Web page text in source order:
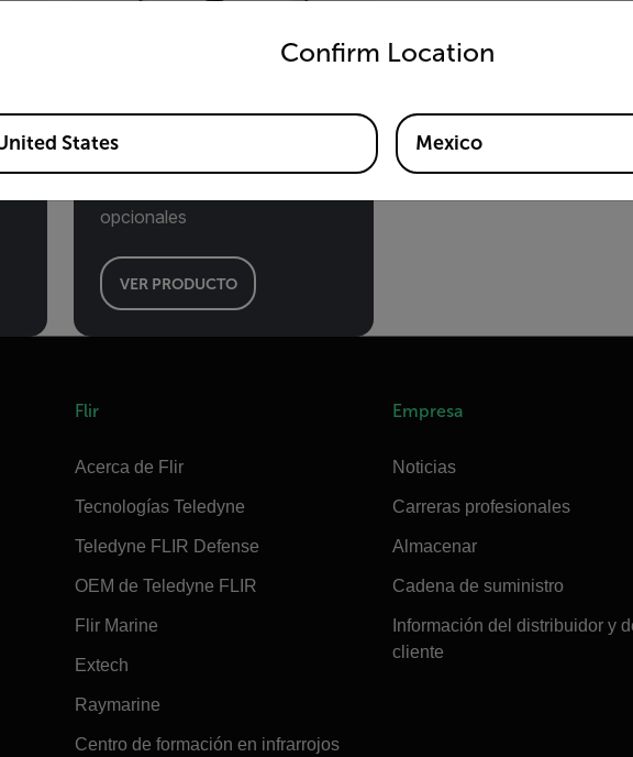
opcionales
VER PRODUCTO
Flir
Acerca de Flir
Tecnologías Teledyne
Teledyne FLIR Defense
OEM de Teledyne FLIR
Flir Marine
Extech
Raymarine
Centro de formación en infrarrojos
Empresa
Noticias
Carreras profesionales
Almacenar
Cadena de suministro
Información del distribuidor y
cliente
Confirm Location
preferred country and language from the options below to access the
Locations
States Mexico